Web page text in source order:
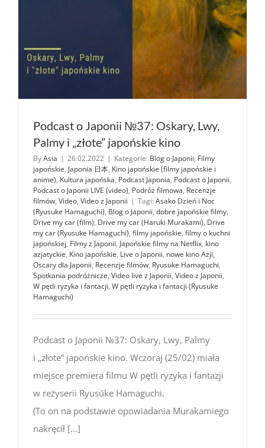
Podcast o Japonii №37: Oskary, Lwy,
Palmy i „złote” japońskie kino
ByAsia | 26.02.2022 | Kategorie: Blog o Japonii, Filmy
japońskie, Japonia 日本, Kino japońskie (filmy japońskie i
anime), Kultura japońska, Podcast Japonia, Podcast o Japonii,
Podcast o Japonii LIVE (video), Podróż filmowa, Recenzje
filmów, Video, Video z Japonii | Tagi: Asako Dzień i Noc
(Ryusuke Hamaguchi), Blog o Japonii, dobre japońskie filmy,
Drive my car (film), Drive my car (Haruki Murakami), Drive
my car (Ryusuke Hamaguchi), filmy japońskie, filmy o kuchni
japońskiej, Filmy z Japonii, Japońskie filmy na Netflix, kino
azjatyckie, Kino japońskie, Live o Japonii, nowe kino Azji,
Oscary dla Japonii, Recenzje filmów, Ryusuke Hamaguchi,
Spotkania podróżnicze, Video live z Japonii, Video z Japonii,
W pętli ryzyka i fantacji, W pętli ryzyka i fantacji (Ryusuke
Hamaguchi)
Podcast o Japonii №37: Oskary, Lwy, Palmy
i „złote” japońskie kino. Wczoraj (25/02) miała
miejsce premiera filmu W pętli ryzyka i fantazji
w reżyserii Ryusūke Hamaguchi.
(To on na podstawie opowiadania Murakamiego
nakręcił [...]